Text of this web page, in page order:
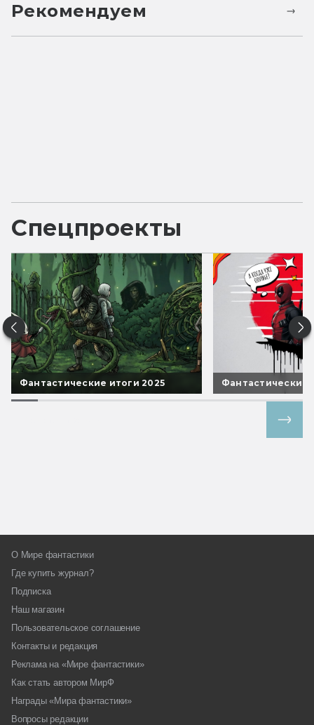
Рекомендуем
Спецпроекты
Фантастические итоги 2025 Фантастические
О Мире фантастики
Где купить журнал?
Подписка
Наш магазин
Пользовательское соглашение
Контакты и редакция
Реклама на «Мире фантастики»
Как стать автором МирФ
Награды «Мира фантастики»
Вопросы редакции